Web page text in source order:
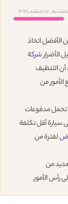
07 اسفند,1399
الأفضل اتخاذ
الأضرارشركة
أن التنظيف
الأمور من
تحمل مدفوعات
سيارة أقل تكلفة
لفترة من
من
رأس الأمور.